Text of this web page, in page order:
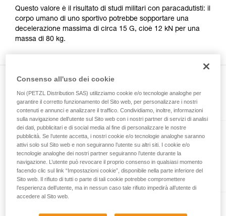
consultarlo. Dovete aver compreso le
informazioni dell’istruzione tecnica per poter
capire queste ulteriori informazioni.
La padronanza di queste tecniche richiede una
sicurezza, prima di riprodurla autonomamente.
Forniamo esempi di tecniche relative alla vostra
attività. Ne possono esistere altre che non
vengono qui descritte.
Questo valore è il risultato di studi militari con paracadutisti: il
corpo umano di uno sportivo potrebbe sopportare una
decelerazione massima di circa 15 G, cioè 12 kN per una
massa di 80 kg.
Presente nell'articolo
TANGO® 8.5 mm
Mezza corda con diametro da
8,5 mm per l’arrampicata su vie
lunghe e l’alpinismo su roccia
Consenso all'uso dei cookie
Noi (PETZL Distribution SAS) utilizziamo cookie e/o tecnologie analoghe per
garantire il corretto funzionamento del Sito web, per personalizzare i nostri
contenuti e annunci e analizzare il traffico. Condividiamo, inoltre, informazioni
sulla navigazione dell’utente sul Sito web con i nostri partner di servizi di analisi
dei dati, pubblicitari e di social media al fine di personalizzare le nostre
pubblicità. Se l’utente accetta, i nostri cookie e/o tecnologie analoghe saranno
attivi solo sul Sito web e non seguiranno l’utente su altri siti. I cookie e/o
tecnologie analoghe dei nostri partner seguiranno l’utente durante la
navigazione. L’utente può revocare il proprio consenso in qualsiasi momento
facendo clic sul link “Impostazioni cookie”, disponibile nella parte inferiore del
Sito web. Il rifiuto di tutti o parte di tali cookie potrebbe compromettere
l’esperienza dell’utente, ma in nessun caso tale rifiuto impedirà all’utente di
accedere al Sito web.